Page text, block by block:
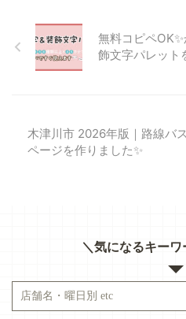
無料コピペ
飾文字パレッ
木津川市 2026年版｜路線バ
ページを作りました✨
＼気になるキー